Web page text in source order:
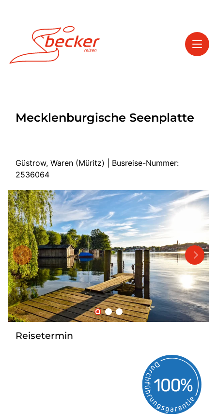
Service
Start
Tagesfahrten
Mehrtagesfahrten
Bus mieten
Katalog anfordern
Gutscheine
Service & Kontakt
Mecklenburgische Seenplatte
Güstrow, Waren (Müritz) | Busreise-Nummer:
2536064
Reisetermin